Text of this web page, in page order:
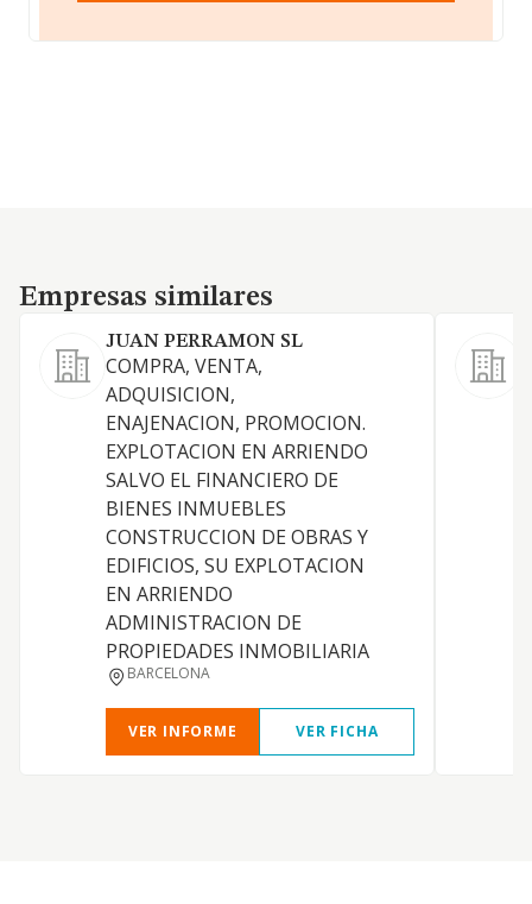
Empresas similares
Empresas similares
JUAN PERRAMON SL
COMPRA, VENTA,
ADQUISICION,
ENAJENACION, PROMOCION.
EXPLOTACION EN ARRIENDO
SALVO EL FINANCIERO DE
BIENES INMUEBLES
CONSTRUCCION DE OBRAS Y
EDIFICIOS, SU EXPLOTACION
EN ARRIENDO
ADMINISTRACION DE
PROPIEDADES INMOBILIARIA
BARCELONA
VER INFORME VER FICHA